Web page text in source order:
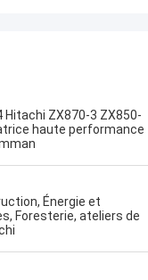
Hitachi ZX870-3 ZX850-
haute performance
Énergie et
Foresterie, ateliers de